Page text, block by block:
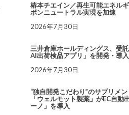
椿本チエイン／再生可能エネル
ボンニュートラル実現を加速
2026年7月30日
三井倉庫ホールディングス、受
AI出荷検品アプリ」を開発・導
2026年7月30日
“独自開発こだわり”のサプリメ
「ウェルモット製薬」がEC自動
ーノ」を導入